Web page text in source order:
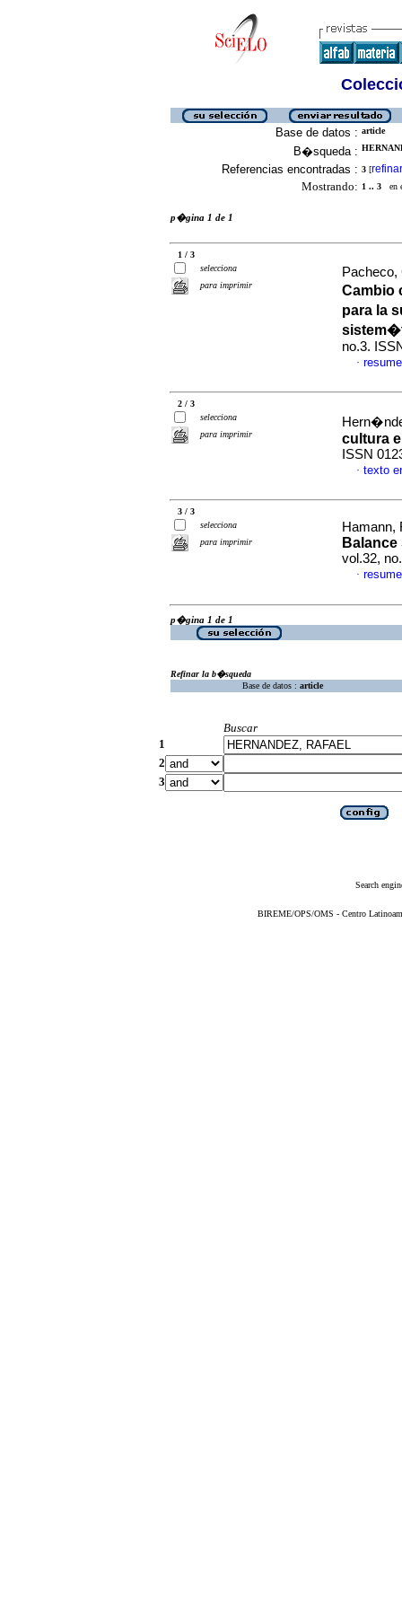
Base de datos : article
B�squeda :
Referencias encontradas : 3 [refinar
Mostrando: 1 .. 3 en
p�gina 1 de 1
1 / 3
selecciona
para imprimir
Cambio
para la
no.3.
·
2 / 3
selecciona
para imprimir
cultura
ISSN
· texto
3 / 3
selecciona
para imprimir
Hamann,
vol.32,
·
p�gina 1 de 1
Refinar la b�squeda
Base de datos : article
Buscar
1
2
3
Search
BIREME/OPS/OMS - Centro